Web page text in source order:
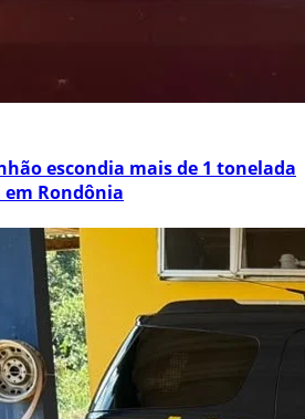
escondia mais de 1 tonelada
em Rondônia